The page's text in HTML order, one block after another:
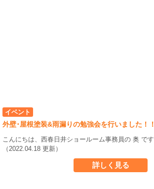
イベント
外壁･屋根塗装&雨漏りの勉強会を行いました！！
こんにちは、西春日井ショールーム事務員の 奥 です
（2022.04.18 更新）
詳しく見る